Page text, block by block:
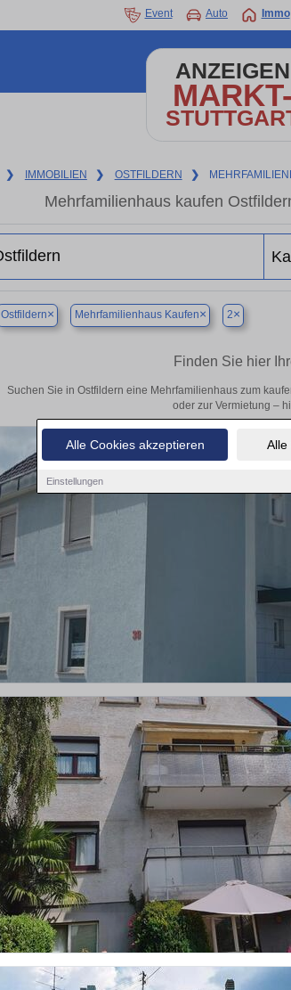
Alle Cookies akzeptieren Alle
Einstellungen
Event Auto Immo
ANZEIGEN
MARKT-
❯ IMMOBILIEN ❯ OSTFILDERN ❯
Mehrfamilienhaus kaufen
Ostfildern× Mehrfamilienhaus Kaufen× 2×
Finden Sie hier
Suchen Sie in Ostfildern eine Mehrfamilienhaus zum
oder zur Vermietung –